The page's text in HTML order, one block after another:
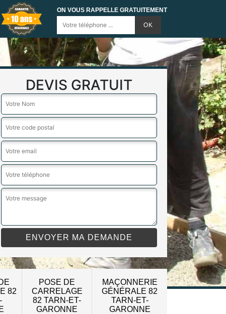
ON VOUS RAPPELLE GRATUITEMENT
DEVIS GRATUIT
82
POSE DE
CARRELAGE
82 TARN-ET-
GARONNE
MAÇONNERIE
GÉNÉRALE 82
TARN-ET-
GARONNE